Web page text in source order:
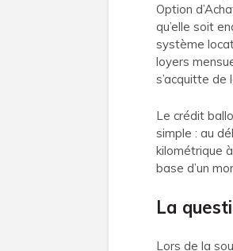
Option
qu’elle soit
système
loyers
s’acquitte de
Le crédit
simple : au
kilométrique
base d’un
La
Lors de la